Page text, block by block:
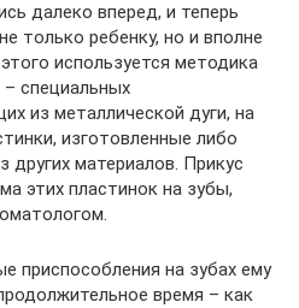
далеко вперед, и теперь
только ребенку, но и вполне
используется методика
специальных
из металлической дуги, на
изготовленные либо
других материалов. Прикус
этих пластинок на зубы,
приспособления на зубах ему
время – как